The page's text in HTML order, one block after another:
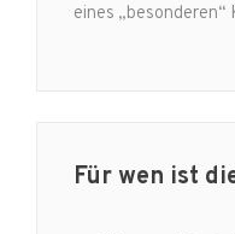
eines „besonderen“
Für wen ist